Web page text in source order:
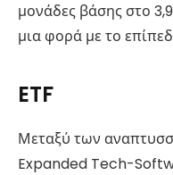
μονάδες βάσης στο
μια φορά με το
ETF
Μεταξύ των
Expanded Tech-